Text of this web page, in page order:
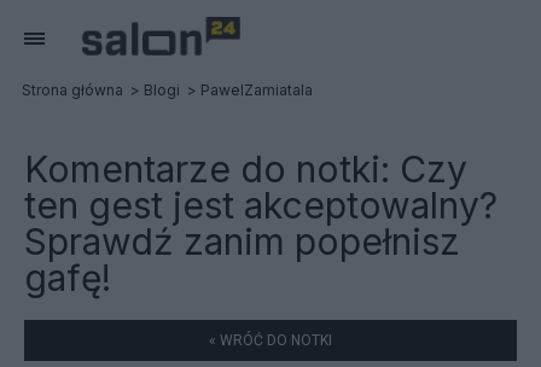
Strona główna Blogi PawelZamiatala
Komentarze do notki: Czy
ten gest jest akceptowalny?
Sprawdź zanim popełnisz
gafę!
« WRÓĆ DO NOTKI